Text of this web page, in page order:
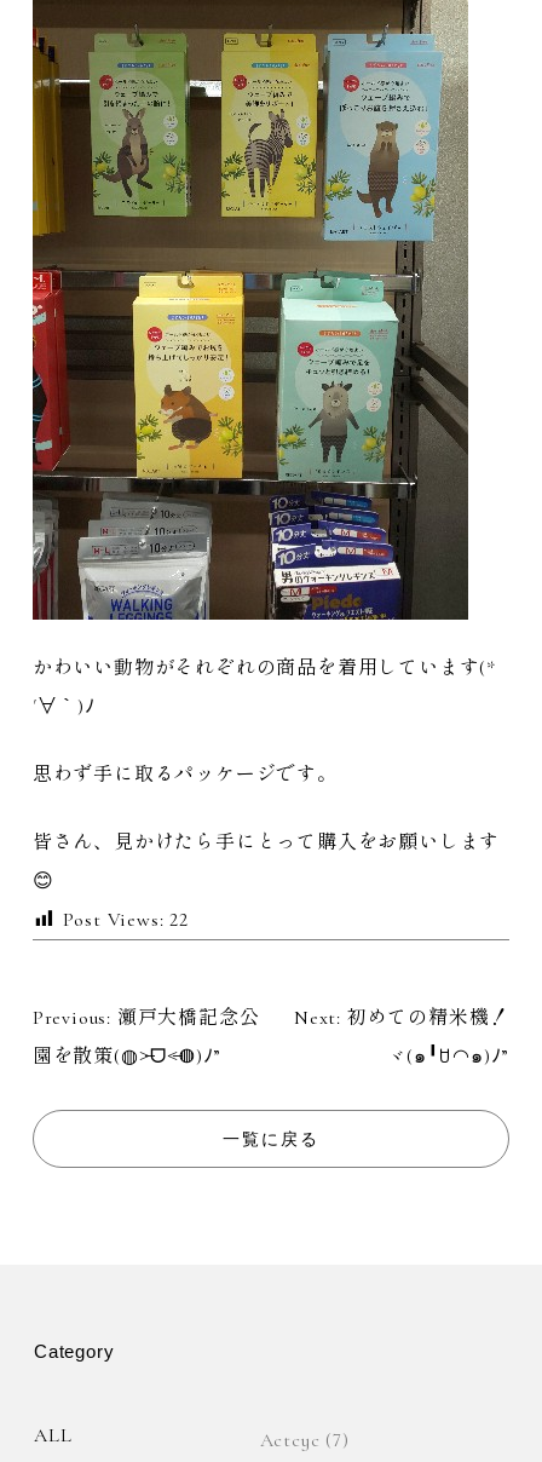
かわいい動物がそれぞれの商品を着用しています(*
´∀｀)ﾉ
思わず手に取るパッケージです。
皆さん、見かけたら手にとって購入をお願いします
😊
Post Views: 22
投
ナ
ョ
Previous: 瀬戸大橋記念公
園を散策(◍˃̶ᗜ˂̶◍)ﾉ”
Next: 初めての精米機！
ヾ(๑╹ꇴ◠๑)ﾉ”
一覧に戻る
Category
ALL Actcyc (7)